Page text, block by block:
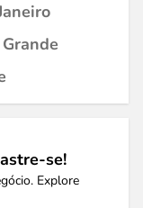
se!
Explore